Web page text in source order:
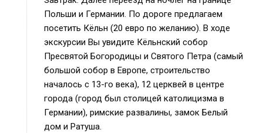
Польши и Германии. По дороге предлагаем
посетить Кёльн (20 евро по желанию). В ходе
экскурсии Вы увидите Кёльнский собор
Пресвятой Богородицы и Святого Петра (самый
большой собор в Европе, строительство
началось с 13-го века), 12 церквей в центре
города (город был столицей католицизма в
Германии), римские развалины, замок Белый
дом и Ратуша.